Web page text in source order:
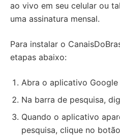
ao vivo em seu celular ou
uma assinatura mensal.
Para instalar o
etapas abaixo:
Abra o aplicativo Google
Na barra de pesquisa,
Quando o aplicativo
pesquisa, clique no botão